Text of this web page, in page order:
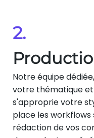
2.
Notre équipe
votre thématique et
s'approprie votre
place les
rédaction de vos